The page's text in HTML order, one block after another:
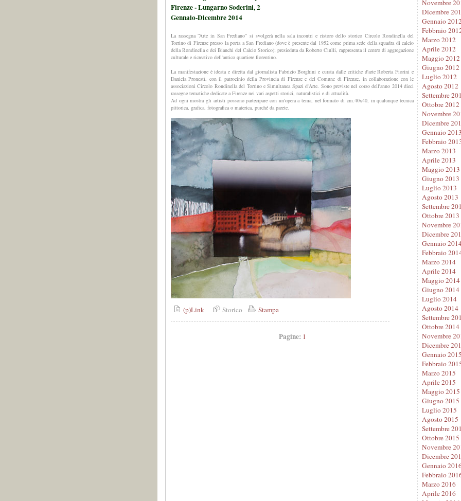
Firenze - Lungarno Soderini, 2
Gennaio-Dicembre 2014
La rassegna “Arte in San Frediano” si svolgerà nella sala incontri e ristoro dello storico Circolo Rondinella del
Torrino di Firenze presso la porta a San Frediano (dove è presente dal 1952 come prima sede della squadra di calcio
della Rondinella e dei Bianchi del Calcio Storico); presieduta da Roberto Ciulli, rappresenta il centro di aggregazione
culturale e ricreativo dell'antico quartiere fiorentino.
La manifestazione è ideata e diretta dal giornalista Fabrizio Borghini e curata dalle critiche d'arte Roberta Fiorini e
Daniela Pronestì, con il patrocinio della Provincia di Firenze e del Comune di Firenze, in collaborazione con le
associazioni Circolo Rondinella del Torrino e Simultanea Spazi d'Arte. Sono previste nel corso dell'anno 2014 dieci
rassegne tematiche dedicate a Firenze nei vari aspetti storici, naturalistici e di attualità.
Ad ogni mostra gli artisti possono partecipare con un'opera a tema, nel formato di cm.40x40, in qualunque tecnica
pittorica, grafica, fotografica o materica, purché da parete.
(p)Link Storico Stampa
Pagine: 1
Novembre
Dicembre
Gennaio
Febbraio
Marzo 2012
Aprile 2012
Maggio 2012
Giugno 2012
Luglio 2012
Agosto 2012
Settembre
Ottobre 2012
Novembre
Dicembre
Gennaio 2013
Febbraio
Marzo 2013
Aprile 2013
Maggio 2013
Giugno 2013
Luglio 2013
Agosto 2013
Settembre
Ottobre 2013
Novembre
Dicembre
Gennaio
Febbraio
Marzo 2014
Aprile 2014
Maggio 2014
Giugno 2014
Luglio 2014
Agosto 2014
Settembre
Ottobre 2014
Novembre
Dicembre
Gennaio 2015
Febbraio
Marzo 2015
Aprile 2015
Maggio 2015
Giugno 2015
Luglio 2015
Agosto 2015
Settembre
Ottobre 2015
Novembre
Dicembre
Gennaio
Febbraio
Marzo 2016
Aprile 2016